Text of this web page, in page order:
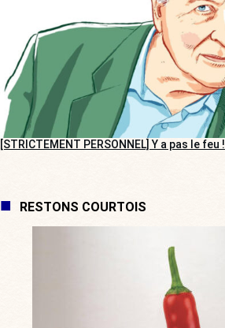
[STRICTEMENT PERSONNEL] Y a pas le feu !
RESTONS COURTOIS